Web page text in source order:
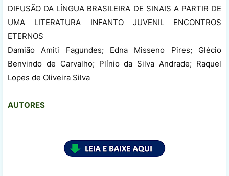
DIFUSÃO DA LÍNGUA BRASILEIRA DE SINAIS A PARTIR DE
UMA LITERATURA INFANTO JUVENIL ENCONTROS
ETERNOS
Damião Amiti Fagundes; Edna Misseno Pires; Glécio
Benvindo de Carvalho; Plínio da Silva Andrade; Raquel
Lopes de Oliveira Silva
AUTORES